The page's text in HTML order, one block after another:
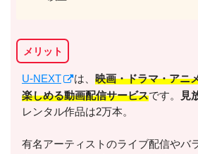
メリット
U-NEXT は、 映画・ドラマ・アニ
楽しめる動画配信サービスです。 見
レンタル作品は2万本。
有名アーティストのライブ配信やバ